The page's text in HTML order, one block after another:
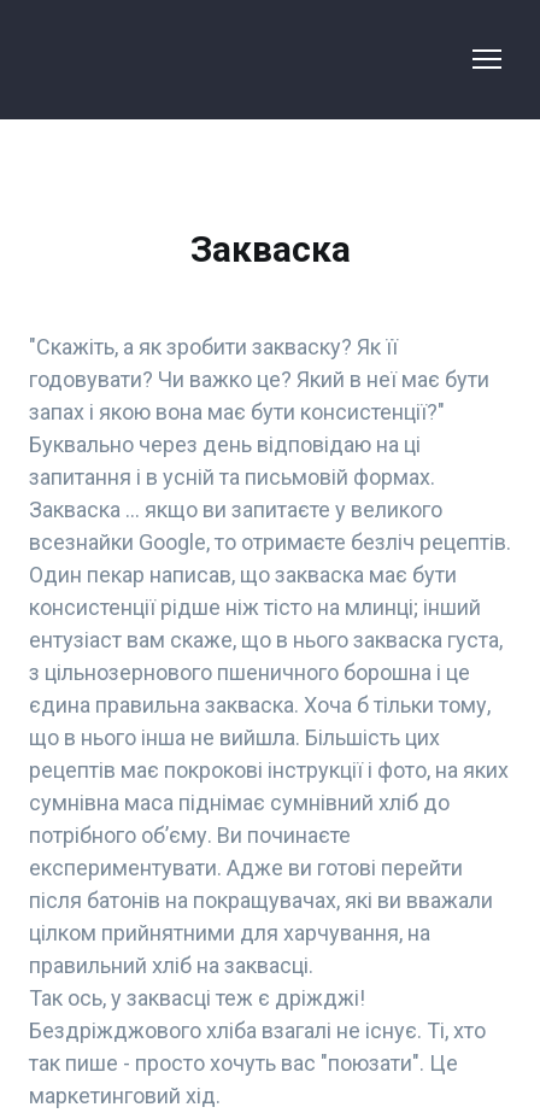
Закваска
"Скажіть, а як зробити закваску? Як її
годовувати? Чи важко це? Який в неї має бути
запах і якою вона має бути консистенції?"
Буквально через день відповідаю на ці
запитання і в усній та письмовій формах.
Закваска ... якщо ви запитаєте у великого
всезнайки Google, то отримаєте безліч рецептів.
Один пекар написав, що закваска має бути
консистенції рідше ніж тісто на млинці; інший
ентузіаст вам скаже, що в нього закваска густа,
з цільнозернового пшеничного борошна і це
єдина правильна закваска. Хоча б тільки тому,
що в нього інша не вийшла. Більшість цих
рецептів має покрокові інструкції і фото, на яких
сумнівна маса піднімає сумнівний хліб до
потрібного обʼєму. Ви починаєте
експериментувати. Адже ви готові перейти
після батонів на покращувачах, які ви вважали
цілком прийнятними для харчування, на
правильний хліб на заквасці.
Так ось, у заквасці теж є дріжджі!
Бездріжджового хліба взагалі не існує. Ті, хто
так пише - просто хочуть вас "поюзати". Це
маркетинговий хід.